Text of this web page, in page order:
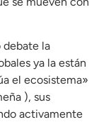
debate la
ya la están
el ecosistema»
), sus
activamente